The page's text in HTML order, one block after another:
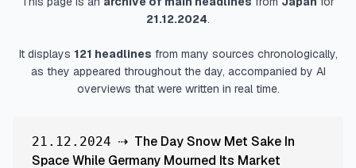
21.12.2024.
It displays 121 headlines from many sources chronologically,
as they appeared throughout the day, accompanied by AI
overviews that were written in real time.
21.12.2024 ⇢ The Day Snow Met Sake In
Space While Germany Mourned Its Market